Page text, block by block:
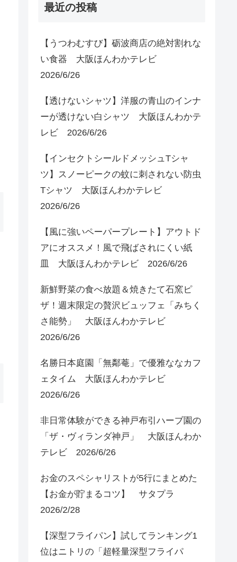
最近の投稿
【うつわむすび】砺波商店の絶対割れな
い食器 大阪ほんわかテレビ
2026/6/26
【透けないシャツ】洋服の青山のインナ
ーが透けない白シャツ 大阪ほんわかテ
レビ 2026/6/26
【インセクトシールドメッシュTシャ
ツ】スノーピークの蚊に刺されない防虫
Tシャツ 大阪ほんわかテレビ
2026/6/26
【風に強いペーパープレート】アウトド
アにオススメ！風で飛ばされにくい紙
皿 大阪ほんわかテレビ 2026/6/26
新鮮野菜の食べ放題＆焼きたて石窯ピ
ザ！週末限定の贅沢ビュッフェ「みちく
さ能勢」 大阪ほんわかテレビ
2026/6/26
名勝日本庭園「無鄰菴」で優雅ななカフ
ェタイム 大阪ほんわかテレビ
2026/6/26
非日常体験ができる神戸布引ハーブ園の
「ザ・ヴィランダ神戸」 大阪ほんわか
テレビ 2026/6/26
お金のスペシャリストが5行にまとめた
【お金が貯まるコツ】 サタプラ
2026/2/28
【深型フライパン】試してランキング1
位はニトリの「超軽量深型フライパ